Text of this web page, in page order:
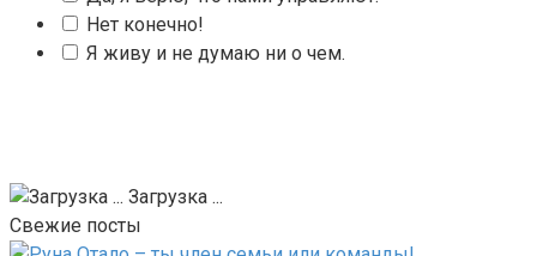
Нет конечно!
Я живу и не думаю ни о чем.
Загрузка ...
Свежие посты